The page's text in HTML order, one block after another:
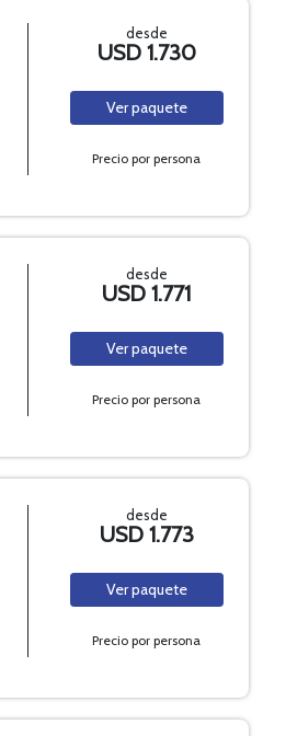
desde
USD 1.730
Verpaquete
Precio por persona
desde
USD 1.771
Verpaquete
Precio por persona
desde
USD 1.773
Verpaquete
Precio por persona